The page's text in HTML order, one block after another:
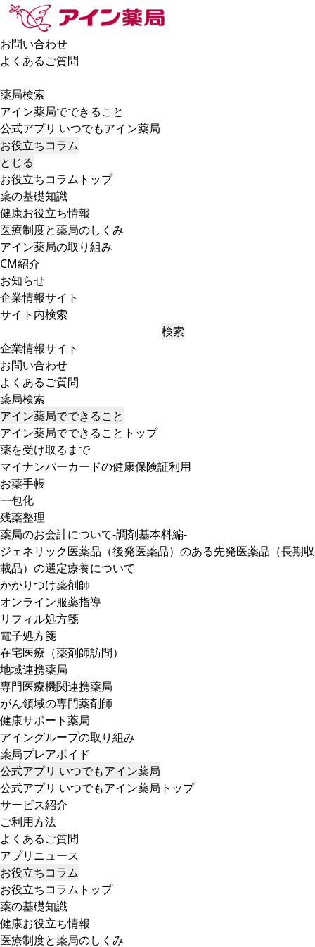
お問い合わせ
よくあるご質問
薬局検索
アイン薬局でできること
公式アプリ いつでもアイン薬局
お役立ちコラム
とじる
お役立ちコラムトップ
薬の基礎知識
健康お役立ち情報
医療制度と薬局のしくみ
アイン薬局の取り組み
CM紹介
お知らせ
企業情報サイト
サイト内検索
検索
企業情報サイト
お問い合わせ
よくあるご質問
薬局検索
アイン薬局でできること
アイン薬局でできることトップ
薬を受け取るまで
マイナンバーカードの健康保険証利用
お薬手帳
一包化
残薬整理
薬局のお会計について-調剤基本料編-
ジェネリック医薬品（後発医薬品）のある先発医薬品（長期収
載品）の選定療養について
かかりつけ薬剤師
オンライン服薬指導
リフィル処方箋
電子処方箋
在宅医療（薬剤師訪問）
地域連携薬局
専門医療機関連携薬局
がん領域の専門薬剤師
健康サポート薬局
アイングループの取り組み
薬局プレアボイド
公式アプリ いつでもアイン薬局
公式アプリ いつでもアイン薬局トップ
サービス紹介
ご利用方法
よくあるご質問
アプリニュース
お役立ちコラム
お役立ちコラムトップ
薬の基礎知識
健康お役立ち情報
医療制度と薬局のしくみ